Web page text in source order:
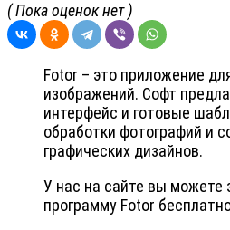
( Пока оценок нет )
Fotor – это приложение
изображений. Софт
интерфейс и готовые
обработки фотографий и
графических дизайнов.
У нас на сайте вы можете
программу Fotor